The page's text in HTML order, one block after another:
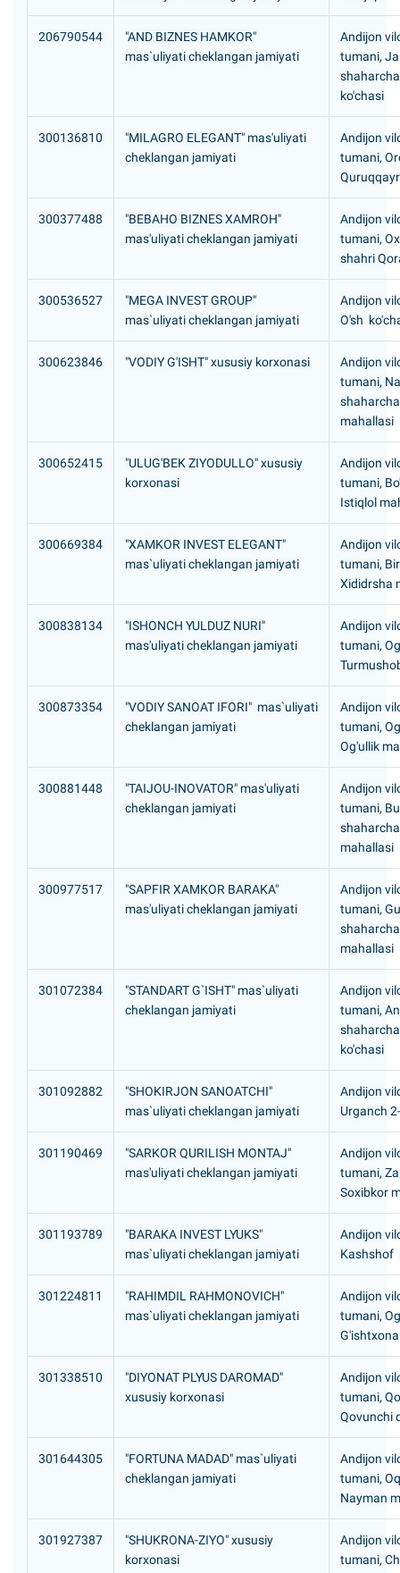
206790544
"AND BIZNES HAMKOR"
mas`uliyati cheklangan jamiyati
Andijon
tumani,
ko'chasi
300136810
"MILAGRO ELEGANT" mas'uliyati
cheklangan jamiyati
Andijon
tumani,
300377488
"BEBAHO BIZNES XAMROH"
mas'uliyati cheklangan jamiyati
Andijon
tumani,
shahri
300536527
"MEGA INVEST GROUP"
mas`uliyati cheklangan jamiyati
Andijon
O'sh
300623846 "VODIY G'ISHT" xususiy korxonasi
Andijon
tumani,
mahallasi
300652415
"ULUG'BEK ZIYODULLO" xususiy
korxonasi
Andijon
tumani,
Istiqlol
300669384
"XAMKOR INVEST ELEGANT"
mas`uliyati cheklangan jamiyati
Andijon
tumani,
Xididrsha
300838134
"ISHONCH YULDUZ NURI"
mas'uliyati cheklangan jamiyati
Andijon
tumani,
300873354
"VODIY SANOAT IFORI" mas`uliyati
cheklangan jamiyati
Andijon
tumani,
Og'ullik
300881448
"TAIJOU-INOVATOR" mas'uliyati
cheklangan jamiyati
Andijon
tumani,
mahallasi
300977517
"SAPFIR XAMKOR BARAKA"
mas'uliyati cheklangan jamiyati
Andijon
tumani,
mahallasi
301072384
"STANDART G`ISHT" mas`uliyati
cheklangan jamiyati
Andijon
tumani,
ko'chasi
301092882
"SHOKIRJON SANOATCHI"
mas`uliyati cheklangan jamiyati
Andijon
Urganch
301190469
"SARKOR QURILISH MONTAJ"
mas'uliyati cheklangan jamiyati
Andijon
tumani,
Soxibkor
301193789
"BARAKA INVEST LYUKS"
mas`uliyati cheklangan jamiyati
Andijon
Kashshof
301224811
"RAHIMDIL RAHMONOVICH"
mas`uliyati cheklangan jamiyati
Andijon
tumani,
301338510
"DIYONAT PLYUS DAROMAD"
xususiy korxonasi
Andijon
tumani,
Qovunchi
301644305
"FORTUNA MADAD" mas`uliyati
cheklangan jamiyati
Andijon
tumani,
Nayman
301927387
"SHUKRONA-ZIYO" xususiy
korxonasi
Andijon
tumani,